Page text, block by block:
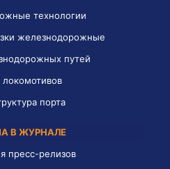
технологии
железнодорожные
путей
порта
В ЖУРНАЛЕ
пресс-релизов